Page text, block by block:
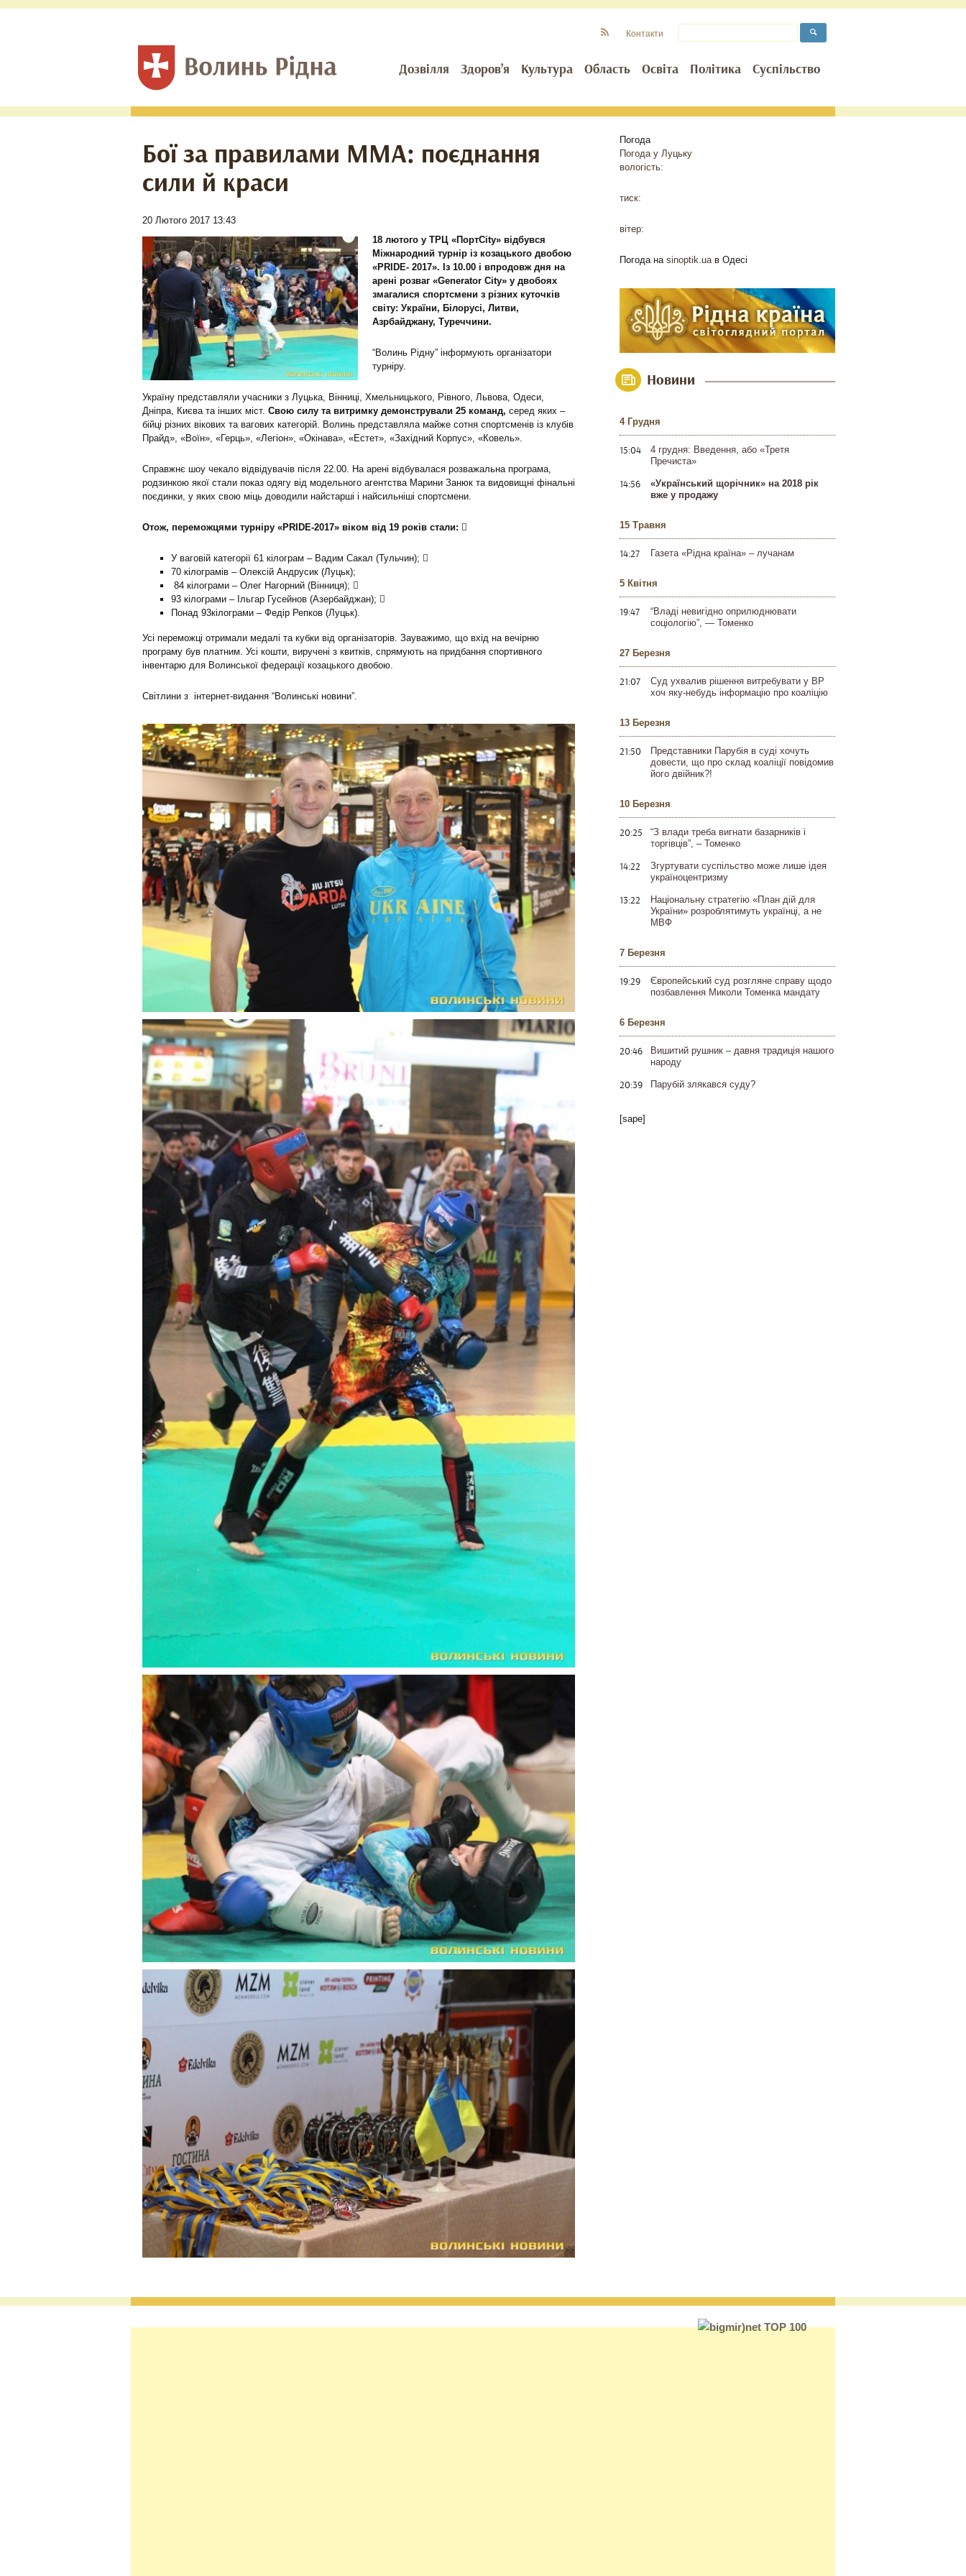
Дозвілля Здоров’я Культура Область Освіта Політика Суспільство
Контакти
Бої за правилами ММА: поєднання
сили й краси
20 Лютого 2017 13:43
18 лютого у ТРЦ «ПортCity» відбувся
Міжнародний турнір із козацького двобою
«PRIDE- 2017». Із 10.00 і впродовж дня на
арені розваг «Generator City» у двобоях
змагалися спортсмени з різних куточків
світу: України, Білорусі, Литви,
Азрбайджану, Туреччини.
“Волинь Рідну” інформують організатори
турніру.
Україну представляли учасники з Луцька, Вінниці, Хмельницького, Рівного, Львова, Одеси,
Дніпра, Києва та інших міст. Свою силу та витримку демонстрували 25 команд, серед яких –
бійці різних вікових та вагових категорій. Волинь представляла майже сотня спортсменів із клубів
Прайд», «Воїн», «Герць», «Легіон», «Окінава», «Естет», «Західний Корпус», «Ковель».
Справжнє шоу чекало відвідувачів після 22.00. На арені відбувалася розважальна програма,
родзинкою якої стали показ одягу від модельного агентства Марини Занюк та видовищні фінальні
поєдинки, у яких свою міць доводили найстарші і найсильніші спортсмени.
Отож, переможцями турніру «PRIDE-2017» віком від 19 років стали: 
У ваговій категорії 61 кілограм – Вадим Сакал (Тульчин); 
70 кілограмів – Олексій Андрусик (Луцьк);
84 кілограми – Олег Нагорний (Вінниця); 
93 кілограми – Ільгар Гусейнов (Азербайджан); 
Понад 93кілограми – Федір Репков (Луцьк).
Усі переможці отримали медалі та кубки від організаторів. Зауважимо, що вхід на вечірню
програму був платним. Усі кошти, виручені з квитків, спрямують на придбання спортивного
інвентарю для Волинської федерації козацького двобою.
Світлини з інтернет-видання “Волинські новини”.
Погода
Погода у Луцьку
вологість:
тиск:
вітер:
Погода на sinoptik.uaв Одесі
Новини
4 Грудня
15:04
4 грудня: Введення, або «Третя
Пречиста»
14:56
«Український щорічник» на 2018 рік
вже у продажу
15 Травня
14:27 Газета «Рідна країна» – лучанам
5 Квітня
19:47
“Владі невигідно оприлюднювати
соціологію”, — Томенко
27 Березня
21:07
Суд ухвалив рішення витребувати у ВР
хоч яку-небудь інформацію про коаліцію
13 Березня
21:50
Представники Парубія в суді хочуть
довести, що про склад коаліції повідомив
його двійник?!
10 Березня
20:25
“З влади треба вигнати базарників і
торгівців”, – Томенко
14:22
Згуртувати суспільство може лише ідея
україноцентризму
13:22
Національну стратегію «План дій для
України» розроблятимуть українці, а не
МВФ
7 Березня
19:29
Європейський суд розгляне справу щодо
позбавлення Миколи Томенка мандату
6 Березня
20:46
Вишитий рушник – давня традиція нашого
народу
20:39 Парубій злякався суду?
[sape]